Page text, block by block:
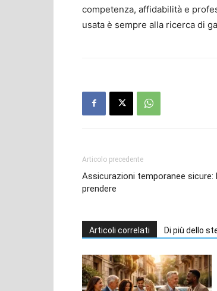
competenza, affidabilità e
usata è sempre alla ricerca di
Articolo precedente
Assicurazioni temporanee sicure:
prendere
Articoli correlati Di più dello